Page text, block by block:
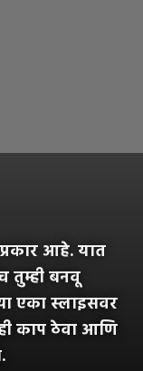
आहे. यात
तुम्ही बनवू
एका स्लाइसवर
काप ठेवा आणि